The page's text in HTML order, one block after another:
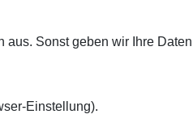
Sonst geben wir Ihre
Ein­stellung).